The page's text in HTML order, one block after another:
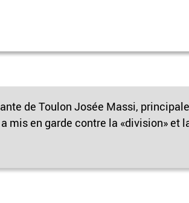
de Toulon Josée Massi,
mis en garde contre la «division» et